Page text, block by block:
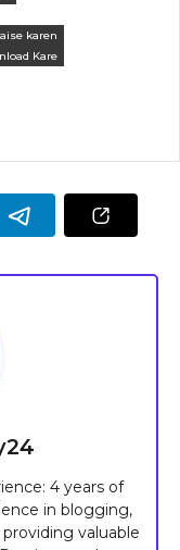
karen
Kare
4 years of
in blogging,
valuable